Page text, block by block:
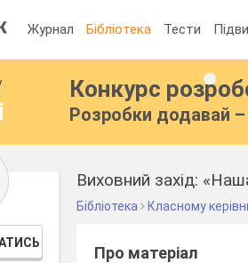
Журнал Бібліотека Тести
Конкурс
Розробки додавай –
Виховний захід:
Бібліотека Класному
Про матеріал